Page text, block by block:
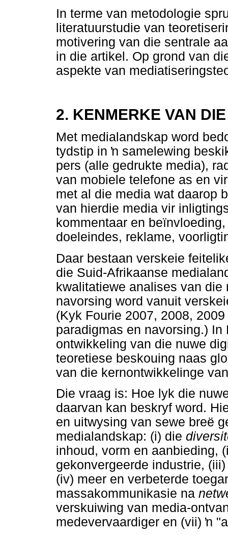
In terme van metodologie
literatuurstudie van
motivering van die sentrale
in die artikel. Op grond van
aspekte van
2. KENMERKE VAN
Met medialandskap word
tydstip in ŉ samelewing
pers (alle gedrukte media),
van mobiele telefone as en
met al die media wat daarop
van hierdie media vir
kommentaar en
doeleindes, reklame,
Daar bestaan verskeie
die Suid-Afrikaanse
kwalitatiewe analises van
navorsing word vanuit
(Kyk Fourie 2007, 2008,
paradigmas en navorsing.)
ontwikkeling van die nuwe
teoretiese beskouing naas
van die kernontwikkelinge
Die vraag is: Hoe lyk die
daarvan kan beskryf word.
en uitwysing van sewe breë
medialandskap: (i) die
inhoud, vorm en aanbieding,
gekonvergeerde industrie,
(iv) meer en verbeterde
massakommunikasie na
verskuiwing van media-
medevervaardiger en (vii) ŉ